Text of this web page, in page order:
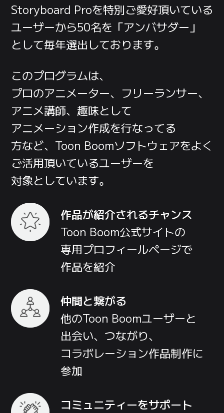
Storyboard Proを特別ご愛好頂いている
ユーザーから50名を 「アンバサダー」
として毎年選出しております。
このプログラムは、
プロのアニメーター、 フリーランサー、
アニメ講師、 趣味として
アニメーション作成を行なってる
方など、 Toon Boomソフトウェアをよく
ご活用頂いているユーザーを
対象としています。
作品が紹介されるチャンス
Toon Boom公式サイトの
専用プロフィールページで
作品を紹介
仲間と繋がる
他のToon Boomユーザーと
出会い、 つながり、
コラボレーション作品制作に
参加
コミュニティーをサポート